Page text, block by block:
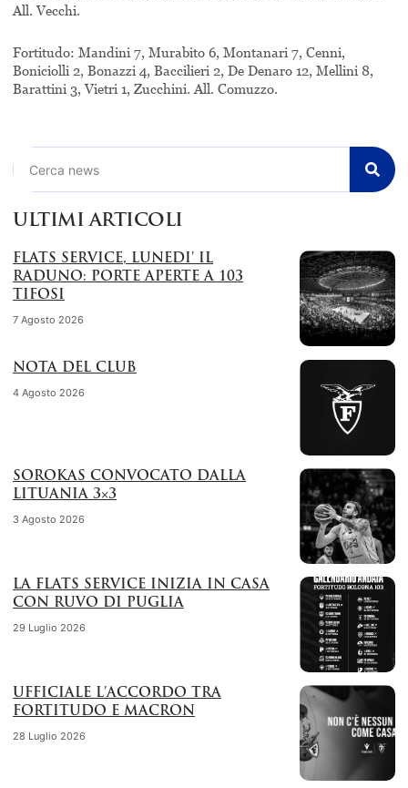
All. Vecchi.
Fortitudo: Mandini 7, Murabito 6, Montanari 7, Cenni,
Boniciolli 2, Bonazzi 4, Baccilieri 2, De Denaro 12, Mellini 8,
Barattini 3, Vietri 1, Zucchini. All. Comuzzo.
ULTIMI ARTICOLI
FLATS SERVICE, LUNEDI’ IL
RADUNO: PORTE APERTE A 103
TIFOSI
7 Agosto 2026
NOTA DEL CLUB
4 Agosto 2026
SOROKAS CONVOCATO DALLA
LITUANIA 3×3
3 Agosto 2026
LA FLATS SERVICE INIZIA IN CASA
CON RUVO DI PUGLIA
29 Luglio 2026
UFFICIALE L’ACCORDO TRA
FORTITUDO E MACRON
28 Luglio 2026